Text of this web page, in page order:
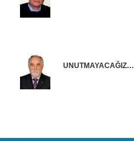
UNUTMAYACAĞIZ…